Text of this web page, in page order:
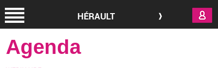
HÉRAULT
Agenda